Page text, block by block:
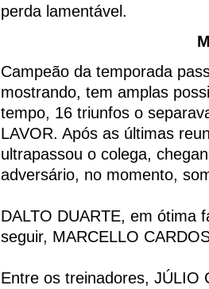
perda lamentável.
Campeão da temporada
mostrando, tem amplas
tempo, 16 triunfos o
LAVOR. Após as últimas
ultrapassou o colega,
adversário, no momento,
DALTO DUARTE, em ótima
seguir, MARCELLO
Entre os treinadores, JÚLIO